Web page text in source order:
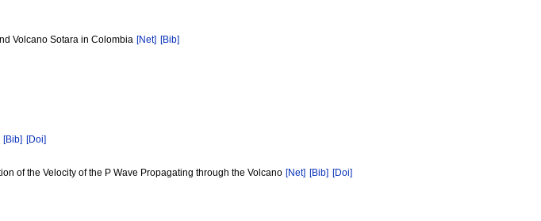
Volcano Sotara in Colombia [Net] [Bib]
[Bib] [Doi]
of the Velocity of the P Wave Propagating through the Volcano [Net] [Bib] [Doi]